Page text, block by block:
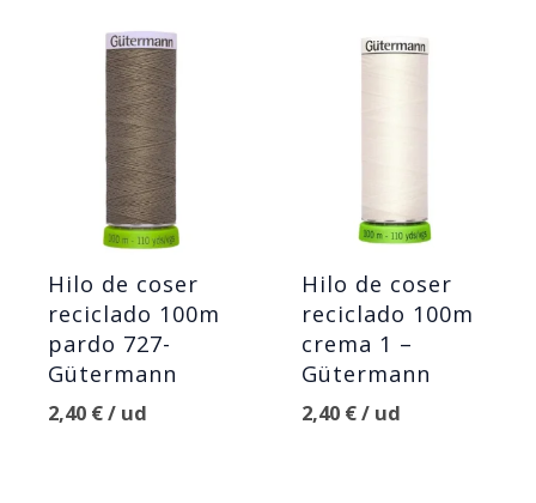
Hilo de coser
reciclado 100m
pardo 727-
Gütermann
2,40 €/ ud
Hilo de coser
reciclado 100m
crema 1 –
Gütermann
2,40 €/ ud